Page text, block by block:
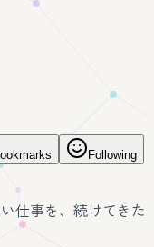
Following
仕事を、続けてきた